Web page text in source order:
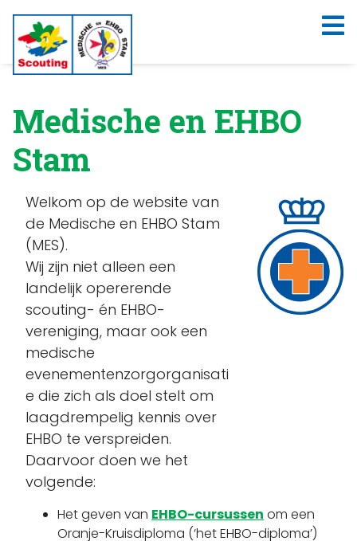
Medische en EHBO
Stam
Welkom op de website van
de Medische en EHBO Stam
(MES).
Wij zijn niet alleen een
landelijk opererende
scouting- én EHBO-
vereniging, maar ook een
medische
evenementenzorgorganisati
e die zich als doel stelt om
laagdrempelig kennis over
EHBO te verspreiden.
Daarvoor doen we het
volgende:
Het geven van EHBO-cursussen om een
Oranje-Kruisdiploma (‘het EHBO-diploma’)